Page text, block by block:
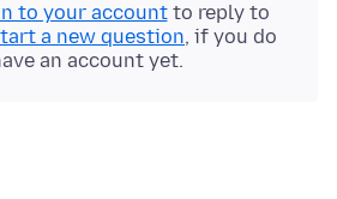
to your accountto reply to
a new question, if you do
an account yet.